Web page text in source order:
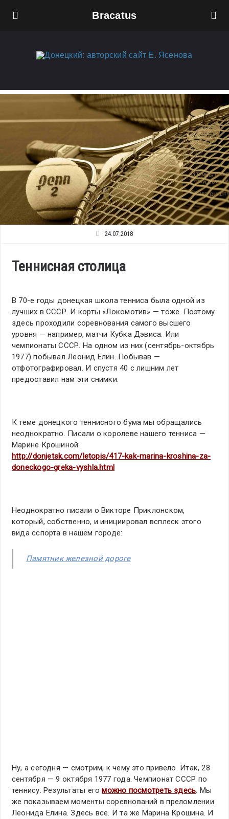
Bracatus
24.07.2018
Теннисная столица
В 70-е годы донецкая школа тенниса была одной из
лучших в СССР. И корты «Локомотив» — тоже. Поэтому
здесь проходили соревнования самого высшего
уровня — например, матчи Кубка Дэвиса. Или
чемпионаты СССР. На одном из них (сентябрь-октябрь
1977) побывал Леонид Елин. Побывав —
отфотографировал. И спустя 40 с лишним лет
предоставил нам эти снимки.
К теме донецкого теннисного бума мы обращались
неоднократно. Писали о королеве нашего тенниса —
Марине Крошиной:
http://donjetsk.com/letopis/417-kak-marina-kroshina-za-
doneckogo-greka-vyshla.html
Неоднократно писали о Викторе Приклонском,
который, собственно, и инициировал всплеск этого
вида сспорта в нашем городе:
Памятник железной дороге
Ну, а сегодня — смотрим, к чему это привело. Итак, 28
сентября — 9 октября 1977 года. Чемпионат СССР по
теннису. Результаты егоможно посмотреть здесь. Мы
же показываем моменты соревнований в преломлении
Леонида Елина. Здесь все. И та же Марина Крошина. И